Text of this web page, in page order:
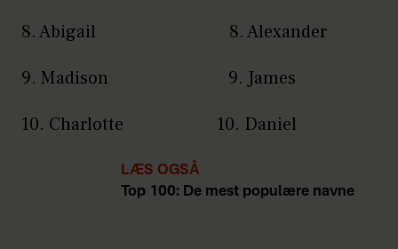
8. Abigail 8. Alexander
9. Madison 9. James
10. Charlotte 10. Daniel
LÆS OGSÅ
Top 100: De mest populære navne